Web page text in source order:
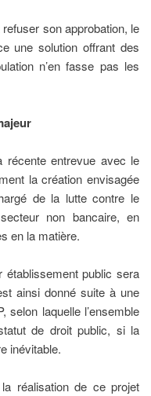
son approbation, le
une solution offrant des
n’en fasse pas les
entrevue avec le
la création envisagée
de la lutte contre le
non bancaire, en
en la matière.
établissement public sera
ainsi donné suite à une
selon laquelle l’ensemble
de droit public, si la
inévitable.
réalisation de ce projet